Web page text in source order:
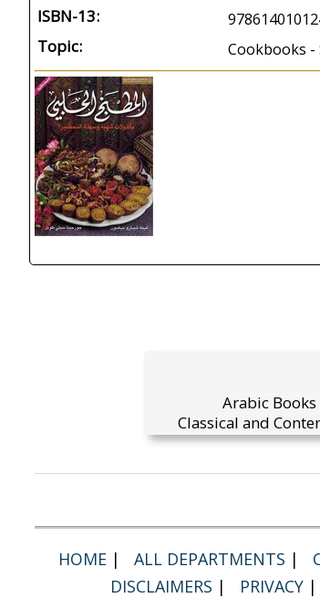
ISBN-13:
Topic: Cookbooks -
Arabic
Classical and
HOME | ALL DEPARTMENTS |
DISCLAIMERS | PRIVACY |